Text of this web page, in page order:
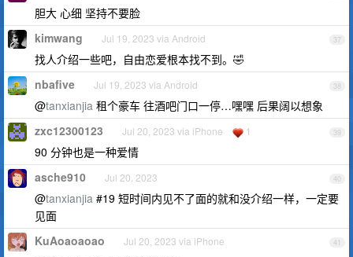
胆大 心细 坚持不要脸
37
kimwang Jul 19, 2023 via Android
找人介绍一些吧，自由恋爱根本找不到。🤣
38
nbafive Jul 19, 2023 via Android
@tanxianjia 租个豪车 往酒吧门口一停…嘿嘿 后果阔以想象
39
zxc12300123 Jul 20, 2023 via iPhone 1
90 分钟也是一种爱情
40
asche910 Jul 20, 2023
@tanxianjia #19 短时间内见不了面的就和没介绍一样，一定要
见面
41
KuAoaoaoao Jul 20, 2023 via iPhone